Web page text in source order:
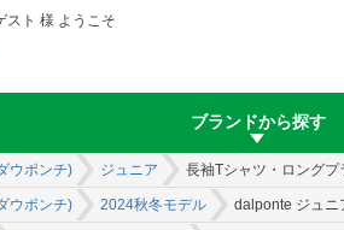
スト 様 ようこそ
ブランドから探す
ウポンチ) ジュニア 長袖Tシャツ・ロングプ
ウポンチ) 2024秋冬モデル dalponte ジュニ